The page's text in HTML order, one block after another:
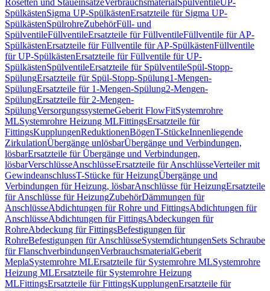
Rosetten und StaueinsätzeVerbrauchsmaterialSpülventileUP-
SpülkästenSigma UP-SpülkästenErsatzteile für Sigma UP-
SpülkästenSpülrohreZubehörFüll- und
SpülventileFüllventileErsatzteile für FüllventileFüllventile für AP-
SpülkästenErsatzteile für Füllventile für AP-SpülkästenFüllventile
für UP-SpülkästenErsatzteile für Füllventile für UP-
SpülkästenSpülventileErsatzteile für SpülventileSpül-Stopp-
SpülungErsatzteile für Spül-Stopp-Spülung1-Mengen-
SpülungErsatzteile für 1-Mengen-Spülung2-Mengen-
SpülungErsatzteile für 2-Mengen-
SpülungVersorgungssystemeGeberit FlowFitSystemrohre
MLSystemrohre Heizung MLFittingsErsatzteile für
FittingsKupplungenReduktionenBögenT-StückeInnenliegende
ZirkulationÜbergänge unlösbarÜbergänge und Verbindungen,
lösbarErsatzteile für Übergänge und Verbindungen,
lösbarVerschlüsseAnschlüsseErsatzteile für AnschlüsseVerteiler mit
GewindeanschlussT-Stücke für HeizungÜbergänge und
Verbindungen für Heizung, lösbarAnschlüsse für HeizungErsatzteile
für Anschlüsse für HeizungZubehörDämmungen für
AnschlüsseAbdichtungen für Rohre und FittingsAbdichtungen für
AnschlüsseAbdichtungen für FittingsAbdeckungen für
RohreAbdeckung für FittingsBefestigungen für
RohreBefestigungen für AnschlüsseSystemdichtungenSets Schraube
für FlanschverbindungenVerbrauchsmaterialGeberit
MeplaSystemrohre MLErsatzteile für Systemrohre MLSystemrohre
Heizung MLErsatzteile für Systemrohre Heizung
MLFittingsErsatzteile für FittingsKupplungenErsatzteile für